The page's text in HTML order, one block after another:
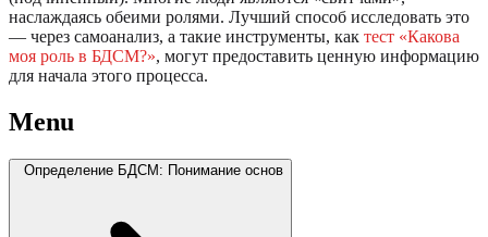
наслаждаясь обеими ролями. Лучший способ исследовать это
— через самоанализ, а такие инструменты, как тест «Какова
моя роль в БДСМ?», могут предоставить ценную информацию
для начала этого процесса.
Menu
Определение БДСМ: Понимание основ